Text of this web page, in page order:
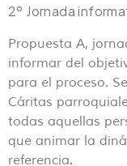
2º Jornada
Propuesta A,
informar del
para el proceso.
Cáritas
todas aquellas
que animar la
referencia.